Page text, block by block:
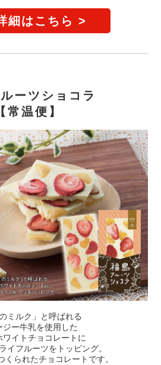
細はこちら >
ーツショコラ
【常温便】
のミルク」と呼ばれる
ジー牛乳を使用した
ワイトチョコレートに
イフルーツをトッピング。
くられたチョコレートです。